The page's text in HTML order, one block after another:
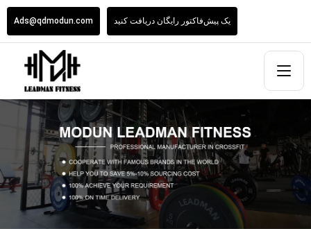
Ads@qdmodun.com یک پیش‌فاکتور رایگان دریافت کنید